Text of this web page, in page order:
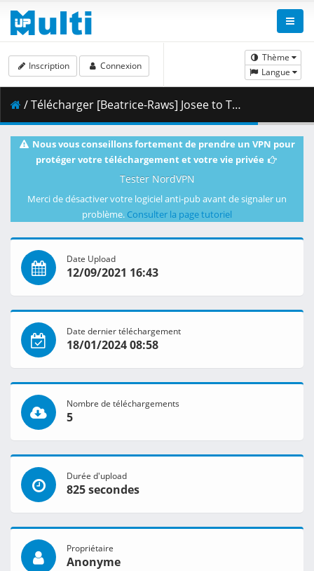
Thème
Langue
Inscription Connexion
/ Télécharger [Beatrice-Raws] Josee to Tora to Sakana-tachi [BDRip 1920x804 HEVC DTSHD].7z.002 ( 405.29 MB )
Nous vous conseillons fortement de prendre un VPN pour
protéger votre téléchargement et votre vie privée
Tester NordVPN
Merci de désactiver votre logiciel anti-pub avant de signaler un
problème. Consulter la page tutoriel
Date Upload
12/09/2021 16:43
Date dernier téléchargement
18/01/2024 08:58
Nombre de téléchargements
5
Durée d'upload
825 secondes
Propriétaire
Anonyme